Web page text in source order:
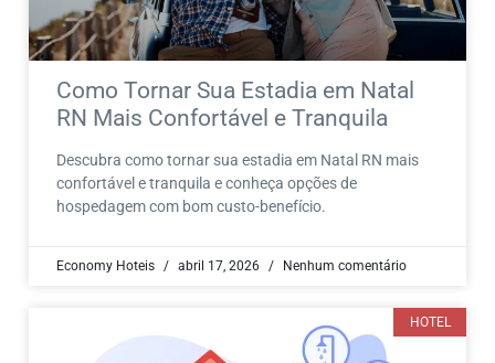
Como Tornar Sua Estadia em Natal
RN Mais Confortável e Tranquila
Descubra como tornar sua estadia em Natal RN mais
confortável e tranquila e conheça opções de
hospedagem com bom custo-benefício.
Economy Hoteis abril 17, 2026 Nenhum comentário
HOTEL